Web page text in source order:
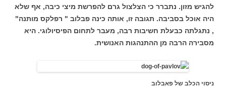
להגיש מזון. נתברר כי הצלצול גרם להפרשת מיצי כיבה, אף שלא
היה אוכל בסביבה. תגובה זו, אותה כינה פבלוב " רפלקס מותנה"
, נתגלתה כבעלת חשיבות רבה, מעבר לתחום הפיסיולוגי. היא
מסבירה הרבה מן ההתנהגות האנושית.
ניסוי הכלב של פאבלוב